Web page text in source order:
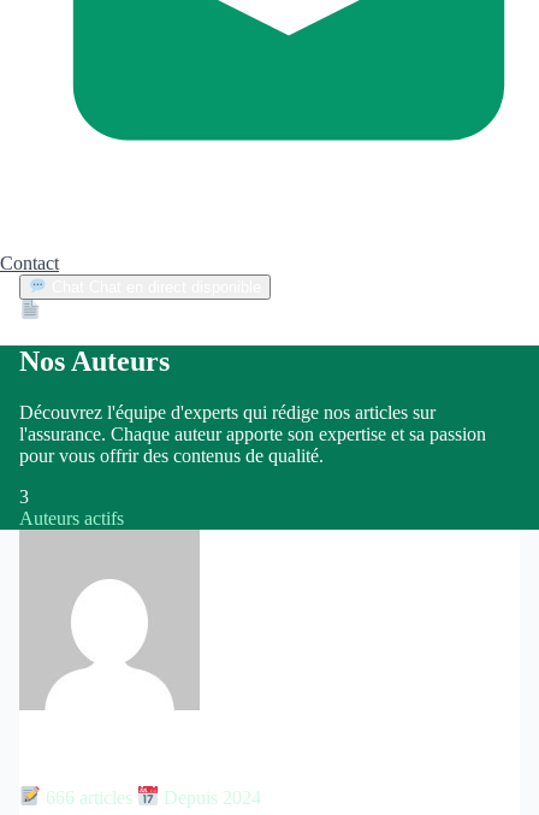
Contact
Nos Auteurs
Découvrez l'équipe d'experts qui rédige nos articles sur
l'assurance. Chaque auteur apporte son expertise et sa passion
pour vous offrir des contenus de qualité.
3
Auteurs actifs
666 articles
Depuis 2024